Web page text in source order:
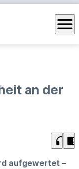
menu
an der
headphones chrome_reader_mode
aufgewertet –